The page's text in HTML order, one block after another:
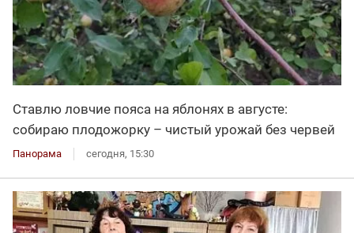
Ставлю ловчие пояса на яблонях в августе:
собираю плодожорку – чистый урожай без червей
Панорама сегодня, 15:30